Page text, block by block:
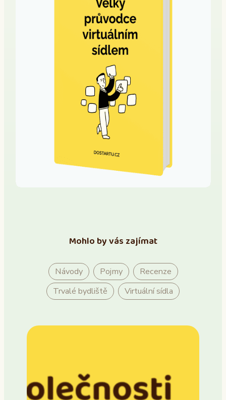
Mohlo by vás zajímat
Návody Pojmy
Recenze
Trvalé bydliště
Virtuální sídla